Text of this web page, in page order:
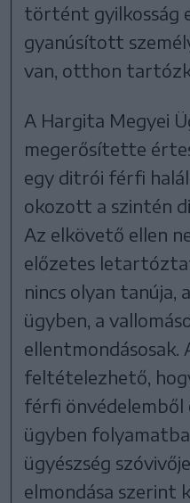
történt gyilkosság
gyanúsított
van, otthon
A Hargita Megyei
megerősítette
egy ditrói férfi
okozott a szintén
Az elkövető ellen
előzetes
nincs olyan tanúja,
ügyben, a
ellentmondásosak.
feltételezhető,
férfi önvédelemből
ügyben
ügyészség
elmondása